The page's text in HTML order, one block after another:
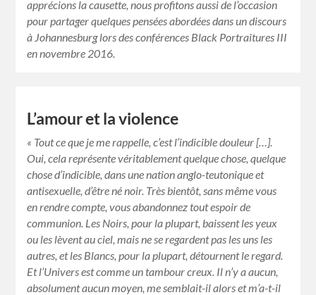
apprécions la causette, nous profitons aussi de l’occasion
pour partager quelques pensées abordées dans un discours
à Johannesburg lors des conférences Black Portraitures III
en novembre 2016.
L’amour et la violence
« Tout ce que je me rappelle, c’est l’indicible douleur […].
Oui, cela représente véritablement quelque chose, quelque
chose d’indicible, dans une nation anglo-teutonique et
antisexuelle, d’être né noir. Très bientôt, sans même vous
en rendre compte, vous abandonnez tout espoir de
communion. Les Noirs, pour la plupart, baissent les yeux
ou les lèvent au ciel, mais ne se regardent pas les uns les
autres, et les Blancs, pour la plupart, détournent le regard.
Et l’Univers est comme un tambour creux. Il n’y a aucun,
absolument aucun moyen, me semblait-il alors et m’a-t-il